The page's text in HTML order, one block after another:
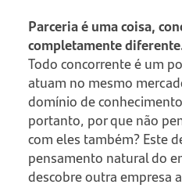
Parceria é uma coisa,
completamente
Todo concorrente é um
atuam no mesmo
domínio de
portanto, por que não
com eles também? Este
pensamento natural do
descobre outra empresa